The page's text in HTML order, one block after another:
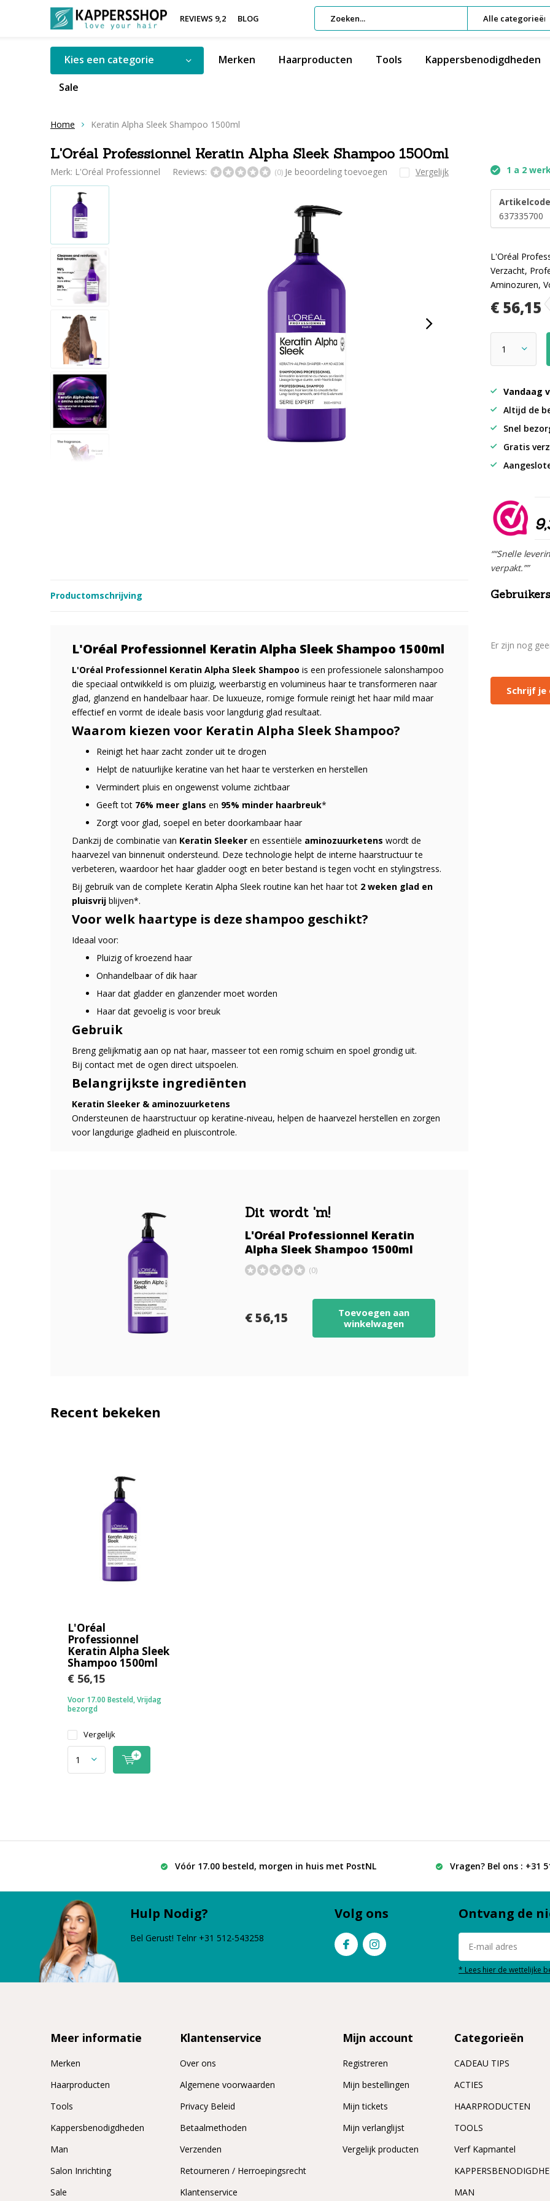
REVIEWS 9,2 BLOG Alle categorieën
Kies een categorie Merken Haarproducten Tools Kappersbenodigdheden
Sale
Home Keratin Alpha Sleek Shampoo 1500ml
L'Oréal Professionnel Keratin Alpha Sleek Shampoo 1500ml
Merk: L'Oréal Professionnel Reviews: (0) Je beoordeling toevoegen Vergelijk 1 a 2
637335700
L'Oréal
Verzacht,
Aminozuren,
€ 56,15
Vandaag
Altijd de
Snel
Gratis
““Snelle
verpakt.””
Productomschrijving
L'Oréal Professionnel Keratin Alpha Sleek Shampoo 1500ml
L'Oréal Professionnel Keratin Alpha Sleek Shampoo is een professionele salonshampoo
die speciaal ontwikkeld is om pluizig, weerbarstig en volumineus haar te transformeren naar
glad, glanzend en handelbaar haar. De luxueuze, romige formule reinigt het haar mild maar
effectief en vormt de ideale basis voor langdurig glad resultaat.
Waarom kiezen voor Keratin Alpha Sleek Shampoo?
Reinigt het haar zacht zonder uit te drogen
Helpt de natuurlijke keratine van het haar te versterken en herstellen
Vermindert pluis en ongewenst volume zichtbaar
Geeft tot 76% meer glans en 95% minder haarbreuk*
Zorgt voor glad, soepel en beter doorkambaar haar
Dankzij de combinatie van Keratin Sleeker en essentiële aminozuurketens wordt de
haarvezel van binnenuit ondersteund. Deze technologie helpt de interne haarstructuur te
verbeteren, waardoor het haar gladder oogt en beter bestand is tegen vocht en stylingstress.
Bij gebruik van de complete Keratin Alpha Sleek routine kan het haar tot 2 weken glad en
pluisvrij blijven*.
Voor welk haartype is deze shampoo geschikt?
Ideaal voor:
Pluizig of kroezend haar
Onhandelbaar of dik haar
Haar dat gladder en glanzender moet worden
Haar dat gevoelig is voor breuk
Gebruik
Breng gelijkmatig aan op nat haar, masseer tot een romig schuim en spoel grondig uit.
Bij contact met de ogen direct uitspoelen.
Belangrijkste ingrediënten
Keratin Sleeker & aminozuurketens
Ondersteunen de haarstructuur op keratine-niveau, helpen de haarvezel herstellen en zorgen
voor langdurige gladheid en pluiscontrole.
Dit wordt 'm!
L'Oréal Professionnel Keratin
Alpha Sleek Shampoo 1500ml
(0)
€ 56,15
Toevoegen aan
winkelwagen
Er zijn nog
Schrijf
Recent bekeken
L'Oréal
Professionnel
Keratin Alpha Sleek
Shampoo 1500ml
€ 56,15
Voor 17.00 Besteld, Vrijdag
bezorgd
Vergelijk
Vóór 17.00 besteld, morgen in huis met PostNL Vragen? Bel ons : +31
Hulp Nodig?
Bel Gerust! Telnr +31 512-543258
Volg ons Ontvang de
* Lees hier de wettelijke
Meer informatie
Merken
Haarproducten
Tools
Kappersbenodigdheden
Man
Salon Inrichting
Sale
Klantenservice
Over ons
Algemene voorwaarden
Privacy Beleid
Betaalmethoden
Verzenden
Retourneren / Herroepingsrecht
Klantenservice
Mijn account
Registreren
Mijn bestellingen
Mijn tickets
Mijn verlanglijst
Vergelijk producten
Categorieën
CADEAU TIPS
ACTIES
HAARPRODUCTEN
TOOLS
Verf Kapmantel
MAN